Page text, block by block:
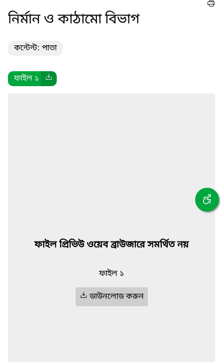
নির্মান ও কাঠামো বিভাগ
কন্টেন্ট: পাতা
ফাইল ১
ফাইল প্রিভিউ ওয়েব ব্রাউজারে সমর্থিত নয়
ফাইল ১
ডাউনলোড করুন